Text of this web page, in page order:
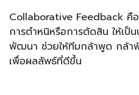
Collaborative Feedback คื
การตำหนิหรือการตัดสิน ให้เป็
พัฒนา ช่วยให้ทีมกล้าพูด กล้า
เพื่อผลลัพธ์ที่ดีขึ้น